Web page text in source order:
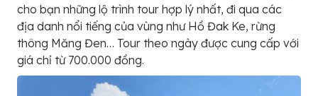
cho bạn những lộ trình tour hợp lý nhất, đi qua các
địa danh nổi tiếng của vùng như Hồ Đak Ke, rừng
thông Măng Đen… Tour theo ngày được cung cấp với
giá chỉ từ 700.000 đồng.